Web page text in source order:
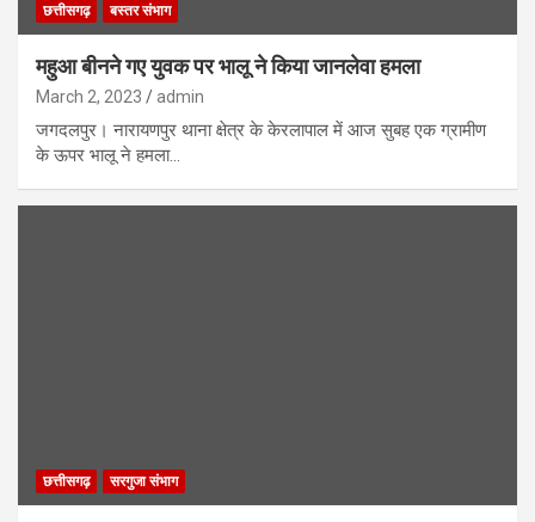
छत्तीसगढ़ बस्तर संभाग
महुआ बीनने गए युवक पर भालू ने किया जानलेवा हमला
March 2, 2023 admin
जगदलपुर। नारायणपुर थाना क्षेत्र के केरलापाल में आज सुबह एक ग्रामीण
के ऊपर भालू ने हमला…
छत्तीसगढ़ सरगुजा संभाग